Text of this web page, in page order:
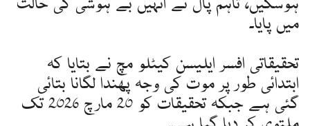
میں پایا۔
تحقیقاتی افسر ایلیسن کیٹلو مچ نے بتایا کہ
ابتدائی طور پر موت کی وجہ پھندا لگانا بتائی
گئی ہے جبکہ تحقیقات کو 20 مارچ 2026 تک